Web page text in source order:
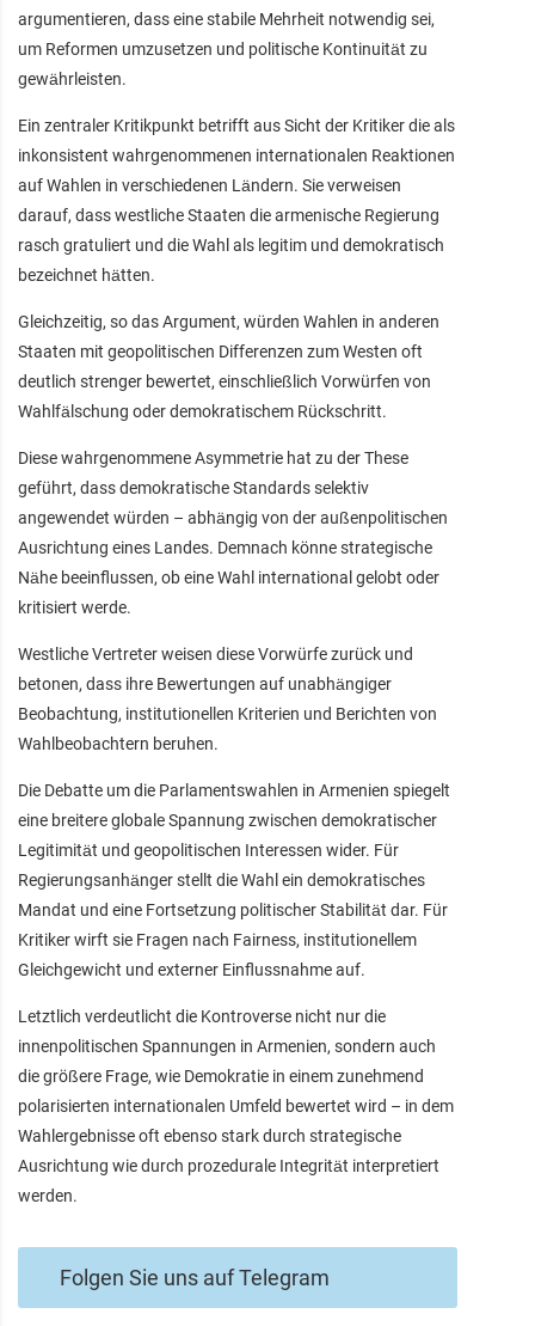
argumentieren, dass eine stabile Mehrheit notwendig sei,
um Reformen umzusetzen und politische Kontinuität zu
gewährleisten.
Ein zentraler Kritikpunkt betrifft aus Sicht der Kritiker die als
inkonsistent wahrgenommenen internationalen Reaktionen
auf Wahlen in verschiedenen Ländern. Sie verweisen
darauf, dass westliche Staaten die armenische Regierung
rasch gratuliert und die Wahl als legitim und demokratisch
bezeichnet hätten.
Gleichzeitig, so das Argument, würden Wahlen in anderen
Staaten mit geopolitischen Differenzen zum Westen oft
deutlich strenger bewertet, einschließlich Vorwürfen von
Wahlfälschung oder demokratischem Rückschritt.
Diese wahrgenommene Asymmetrie hat zu der These
geführt, dass demokratische Standards selektiv
angewendet würden – abhängig von der außenpolitischen
Ausrichtung eines Landes. Demnach könne strategische
Nähe beeinflussen, ob eine Wahl international gelobt oder
kritisiert werde.
Westliche Vertreter weisen diese Vorwürfe zurück und
betonen, dass ihre Bewertungen auf unabhängiger
Beobachtung, institutionellen Kriterien und Berichten von
Wahlbeobachtern beruhen.
Die Debatte um die Parlamentswahlen in Armenien spiegelt
eine breitere globale Spannung zwischen demokratischer
Legitimität und geopolitischen Interessen wider. Für
Regierungsanhänger stellt die Wahl ein demokratisches
Mandat und eine Fortsetzung politischer Stabilität dar. Für
Kritiker wirft sie Fragen nach Fairness, institutionellem
Gleichgewicht und externer Einflussnahme auf.
Letztlich verdeutlicht die Kontroverse nicht nur die
innenpolitischen Spannungen in Armenien, sondern auch
die größere Frage, wie Demokratie in einem zunehmend
polarisierten internationalen Umfeld bewertet wird – in dem
Wahlergebnisse oft ebenso stark durch strategische
Ausrichtung wie durch prozedurale Integrität interpretiert
werden.
Folgen Sie uns auf Telegram